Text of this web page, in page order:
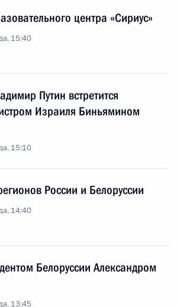
центра «Сириус»
15:40
Путин встретится
Израиля Биньямином
15:10
России и Белоруссии
14:40
Белоруссии Александром
13:45